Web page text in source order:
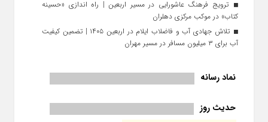
ترویج فرهنگ عاشورایی در مسیر اربعین | راه‌ اندازی «حسینه
کتاب» در موکب مرکزی دهلران
تلاش جهادی آب و فاضلاب ایلام در اربعین ۱۴۰۵ | تضمین کیفیت
آب برای ۳ میلیون مسافر در مسیر مهران
نماد رسانه
حدیث روز